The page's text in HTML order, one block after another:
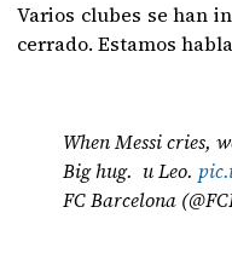
Varios clubes se han
cerrado. Estamos
When Messi cries,
Big hug. u Leo.
FC Barcelona